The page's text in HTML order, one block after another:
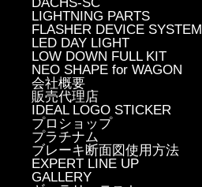
LIGHTNING PARTS
FLASHER DEVICE SYSTEM
LED DAY LIGHT
LOW DOWN FULL KIT
NEO SHAPE for WAGON
会社概要
販売代理店
IDEAL LOGO STICKER
プロショップ
プラチナム
ブレーキ断面図使用方法
EXPERT LINE UP
GALLERY